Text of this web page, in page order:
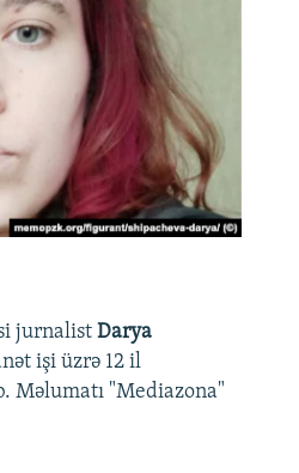
jurnalist Darya
işi üzrə 12 il
Məlumatı "Mediazona"